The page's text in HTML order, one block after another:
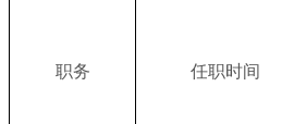
职务 任职时间